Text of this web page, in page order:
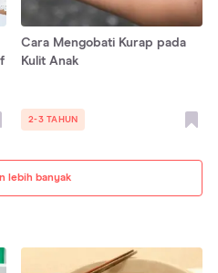
lebih banyak
Cara Mengobati Kurap pada
Kulit Anak
2-3 TAHUN